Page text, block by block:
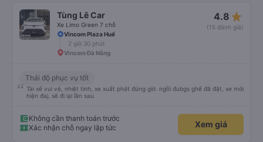
Tùng Lê Car
Xe Limo Green 7 chỗ
4.8 star_rate
(15 đánh giá)
Vincom Plaza Huế
2 giờ 30 phút
Vincom Đà Nẵng
Thái độ phục vụ tốt
Tài xế vui vẻ, nhiệt tình, xe xuất phát đúng giờ. ngồi đubgs ghế đã đặt, xe mới
hiện đaj. sẽ đi lại lần sau
Không cần thanh toán trước
Xác nhận chỗ ngay lập tức
Xem giá